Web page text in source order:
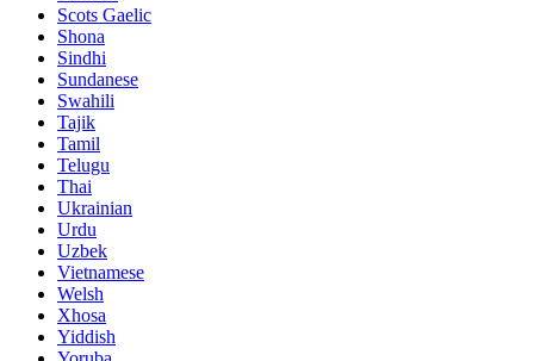
Scots Gaelic
Shona
Sindhi
Sundanese
Swahili
Tajik
Tamil
Telugu
Thai
Ukrainian
Urdu
Uzbek
Vietnamese
Welsh
Xhosa
Yiddish